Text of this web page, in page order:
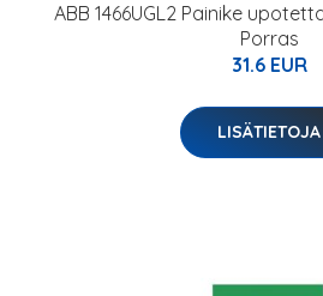
ABB 1466UGL2 Painike
Porras
31.6 EUR
LISÄTIETOJA